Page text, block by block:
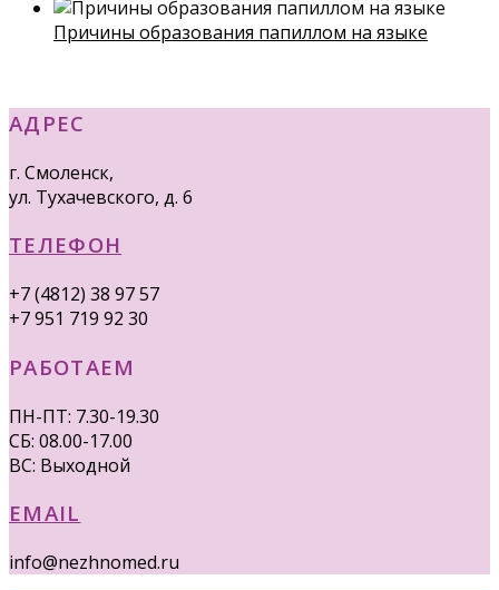
Причины образования папиллом на языке
АДРЕС
г. Смоленск,
ул. Тухачевского, д. 6
ТЕЛЕФОН
+7 (4812) 38 97 57
+7 951 719 92 30
РАБОТАЕМ
ПН-ПТ: 7.30-19.30
СБ: 08.00-17.00
ВС: Выходной
EMAIL
info@nezhnomed.ru